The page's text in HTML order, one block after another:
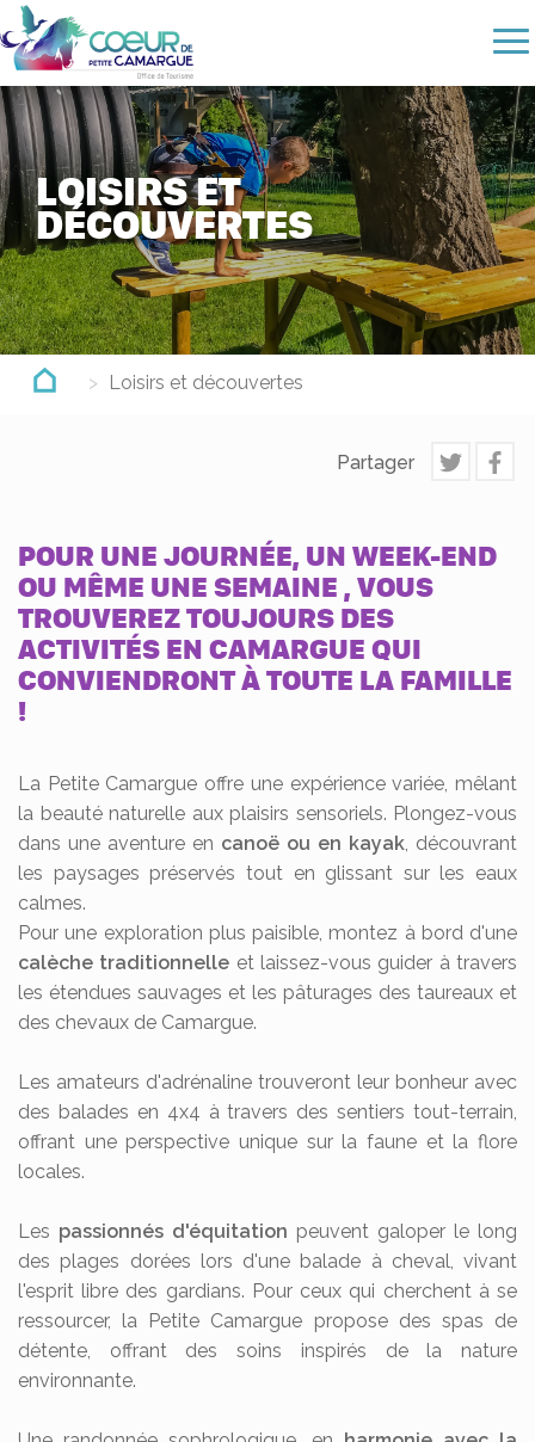
Aller
au
contenu
principal
LOISIRS ET
DÉCOUVERTES
Loisirs et découvertes
Partager
POUR UNE JOURNÉE, UN WEEK-END
OU MÊME UNE SEMAINE , VOUS
TROUVEREZ TOUJOURS DES
ACTIVITÉS EN CAMARGUE QUI
CONVIENDRONT À TOUTE LA FAMILLE
!
La Petite Camargue offre une expérience variée, mêlant
la beauté naturelle aux plaisirs sensoriels. Plongez-vous
dans une aventure en canoë ou en kayak, découvrant
les paysages préservés tout en glissant sur les eaux
calmes.
Pour une exploration plus paisible, montez à bord d'une
calèche traditionnelle et laissez-vous guider à travers
les étendues sauvages et les pâturages des taureaux et
des chevaux de Camargue.
Les amateurs d'adrénaline trouveront leur bonheur avec
des balades en 4x4 à travers des sentiers tout-terrain,
offrant une perspective unique sur la faune et la flore
locales.
Les passionnés d'équitation peuvent galoper le long
des plages dorées lors d'une balade à cheval, vivant
l'esprit libre des gardians. Pour ceux qui cherchent à se
ressourcer, la Petite Camargue propose des spas de
détente, offrant des soins inspirés de la nature
environnante.